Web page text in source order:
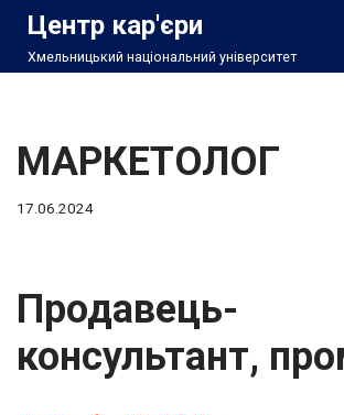
Перейти
Центр кар'єри
Хмельницький національний університет
МАРКЕТОЛОГ
17.06.2024
Продавець-
консультант,